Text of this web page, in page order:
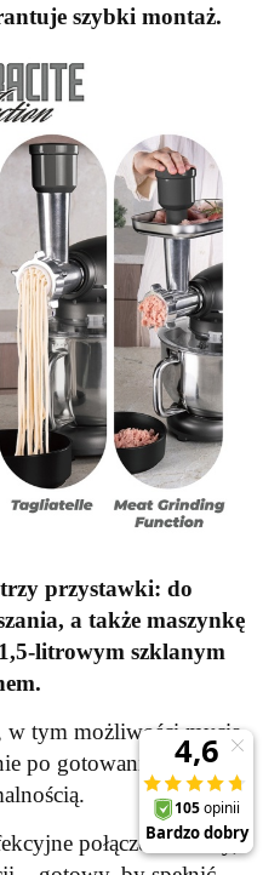
szybki montaż.
trzy przystawki: do
a także maszynkę
litrowym szklanym
w tym możliwości mycia
po gotowaniu staje się
połączenie mocy,